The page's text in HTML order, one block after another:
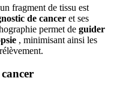
fragment de tissu est
de cancer et ses
permet de guider
, minimisant ainsi les